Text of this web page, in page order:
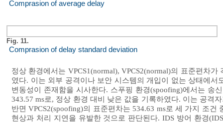
Comprasion of average delay
Fig. 11.
Comprasion of delay standard deviation
정상 환경에서는 VPCS1(normal), VPCS2(normal)의 표준편차
였다. 이는 외부 공격이나 보안 시스템의 개입이 없는 상태에
변동성이 존재함을 시사한다. 스푸핑 환경(spoofing)에서는 송
343.57 ms로, 정상 환경 대비 낮은 값을 기록하였다. 이는 공격
반면 VPCS2(spoofing)의 표준편차는 534.63 ms로 세 가지 조
현상과 처리 지연을 유발한 것으로 판단된다. IDS 방어 환경